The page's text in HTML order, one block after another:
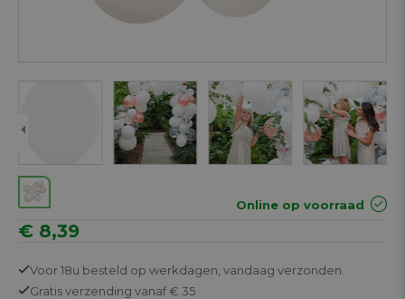
Online op voorraad
€ 8,39
Voor 18u besteld op werkdagen, vandaag verzonden.
Gratisverzending vanaf € 35